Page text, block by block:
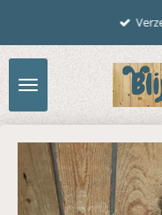
naar
de
hoofdinhoud